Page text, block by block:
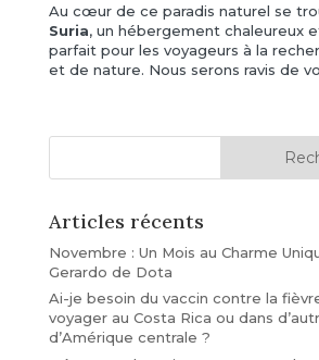
Au cœur de ce paradis naturel se
Suria, un hébergement chaleureux
parfait pour les voyageurs à la
et de nature. Nous serons ravis de
Articles récents
Novembre : Un Mois au Charme
Gerardo de Dota
Ai-je besoin du vaccin contre la
voyager au Costa Rica ou dans
d’Amérique centrale ?